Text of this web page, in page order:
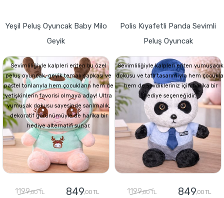
Yeşil Peluş Oyuncak Baby Milo
Geyik
Sevimliliğiyle kalpleri eriten bu özel
peluş oyuncak, geyik temalı şapkası ve
pastel tonlarıyla hem çocukların hem de
yetişkinlerin favorisi olmaya aday! Ultra
yumuşak dokusu sayesinde sarılmalık,
dekoratif görünümüyle de harika bir
hediye alternatifi sunar.
1199,00 TL 849,00 TL
Polis Kıyafetli Panda Sevimli
Peluş Oyuncak
Sevimliliğiyle kalpleri eriten yumuşacık
dokusu ve tatlı tasarımıyla hem
hem de sevdikleriniz için harika bir
hediye seçeneğidir.
1199,00 TL 849,00 TL